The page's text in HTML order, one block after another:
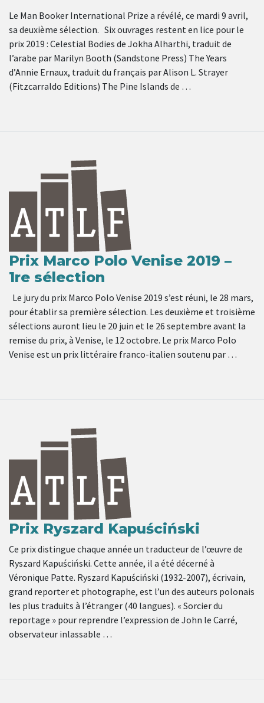
Le Man Booker International Prize a révélé, ce mardi 9 avril,
sa deuxième sélection. Six ouvrages restent en lice pour le
prix 2019 : Celestial Bodies de Jokha Alharthi, traduit de
l’arabe par Marilyn Booth (Sandstone Press) The Years
d’Annie Ernaux, traduit du français par Alison L. Strayer
(Fitzcarraldo Editions) The Pine Islands de …
Prix Marco Polo Venise 2019 –
1re sélection
Le jury du prix Marco Polo Venise 2019 s’est réuni, le 28 mars,
pour établir sa première sélection. Les deuxième et troisième
sélections auront lieu le 20 juin et le 26 septembre avant la
remise du prix, à Venise, le 12 octobre. Le prix Marco Polo
Venise est un prix littéraire franco-italien soutenu par …
Prix Ryszard Kapuściński
Ce prix distingue chaque année un traducteur de l’œuvre de
Ryszard Kapuściński. Cette année, il a été décerné à
Véronique Patte. Ryszard Kapuściński (1932-2007), écrivain,
grand reporter et photographe, est l’un des auteurs polonais
les plus traduits à l’étranger (40 langues). « Sorcier du
reportage » pour reprendre l’expression de John le Carré,
observateur inlassable …